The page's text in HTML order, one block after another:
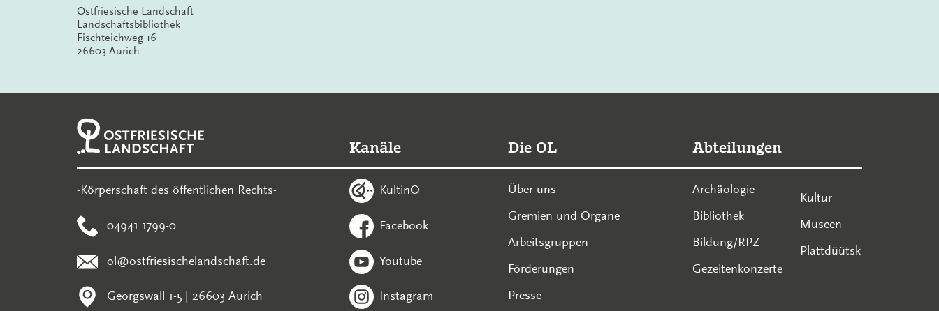
Ostfriesische Landschaft
Landschaftsbibliothek
Fischteichweg 16
26603 Aurich
-Körperschaft des öffentlichen Rechts-
04941 1799-0
ol@ostfriesischelandschaft.de
Georgswall 1-5 | 26603 Aurich
Kanäle
KultinO
Facebook
Youtube
Instagram
Die OL
Über uns
Gremien und Organe
Arbeitsgruppen
Förderungen
Presse
Abteilungen
Archäologie
Bibliothek
Bildung/RPZ
Gezeitenkonzerte
Kultur
Museen
Plattdüütsk